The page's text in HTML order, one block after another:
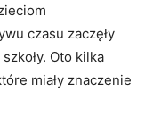
czasu zaczęły
Oto kilka
miały znaczenie